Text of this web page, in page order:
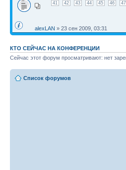
41
42 43 44 45 46 47
alexLAN » 23 сен 2009, 03:31
КТО СЕЙЧАС НА КОНФЕРЕНЦИИ
Сейчас этот форум просматривают: нет
Список форумов